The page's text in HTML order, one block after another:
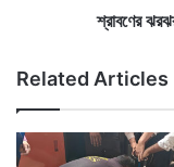
কো
প
ব
জা
য়
থা
শ্রাবণের
Related Articles